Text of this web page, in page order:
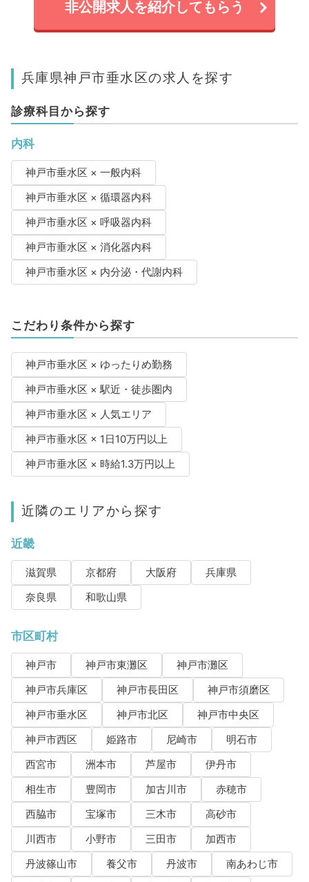
非公開求人を紹介してもらう
兵庫県神戸市垂水区の求人を探す
診療科目から探す
内科
神戸市垂水区 × 一般内科
神戸市垂水区 × 循環器内科
神戸市垂水区 × 呼吸器内科
神戸市垂水区 × 消化器内科
神戸市垂水区 × 内分泌・代謝内科
こだわり条件から探す
神戸市垂水区 × ゆったりめ勤務
神戸市垂水区 × 駅近・徒歩圏内
神戸市垂水区 × 人気エリア
神戸市垂水区 × 1日10万円以上
神戸市垂水区 × 時給1.3万円以上
近隣のエリアから探す
近畿
滋賀県 京都府 大阪府
兵庫県
奈良県
和歌山県
市区町村
神戸市 神戸市東灘区
神戸市灘区
神戸市兵庫区
神戸市長田区
神戸市須磨区
神戸市垂水区
神戸市北区
神戸市中央区
神戸市西区
姫路市 尼崎市
明石市
西宮市
洲本市 芦屋市
伊丹市
相生市
豊岡市 加古川市
赤穂市
西脇市
宝塚市 三木市
高砂市
川西市
小野市 三田市
加西市
丹波篠山市
養父市 丹波市
南あわじ市